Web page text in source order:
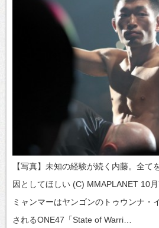
【写真】未知の経験が続く内藤。全て
因としてほしい (C) MMAPLANET 10
ミャンマーはヤンゴンのトゥウンナ・
されるONE47「State of Warri…